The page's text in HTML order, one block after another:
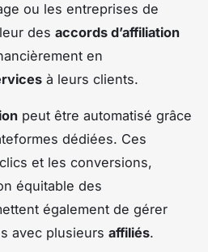
ou les entreprises de
des accords d’affiliation
en
à leurs clients.
peut être automatisé grâce
dédiées. Ces
et les conversions,
équitable des
également de gérer
avec plusieurs affiliés.